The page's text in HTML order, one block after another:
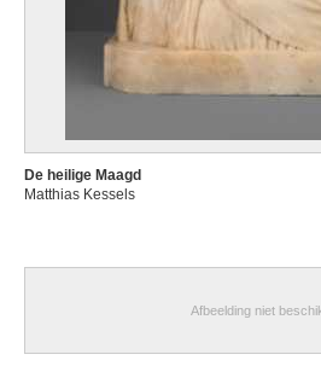
De heilige Maagd
Matthias Kessels
Afbeelding niet